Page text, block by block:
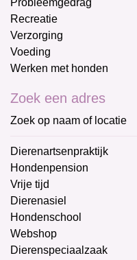
Probleemgedrag
Recreatie
Verzorging
Voeding
Werken met honden
Zoek een adres
Zoek op naam of locatie
Dierenartsenpraktijk
Hondenpension
Vrije tijd
Dierenasiel
Hondenschool
Webshop
Dierenspeciaalzaak